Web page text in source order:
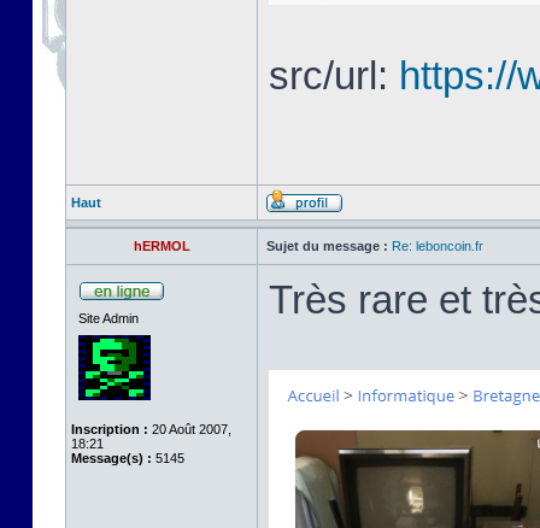
src/url: https://
Haut
hERMOL Sujet du message : Re: leboncoin.fr
Site Admin
Inscription : 20 Août 2007,
18:21
Message(s) : 5145
Très rare et